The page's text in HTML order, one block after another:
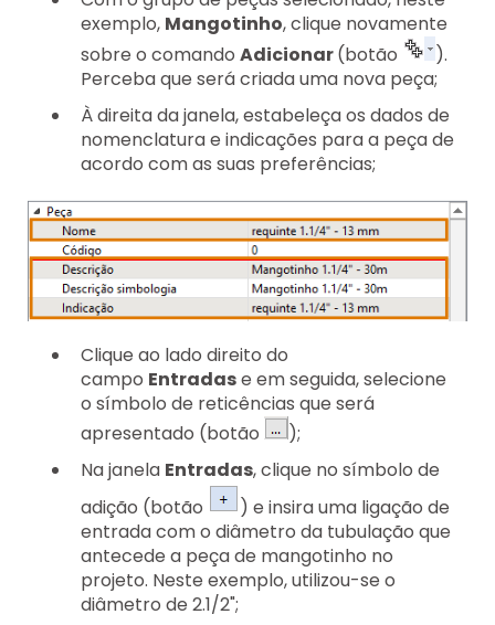
exemplo, Mangotinho, clique novamente
sobre o comando Adicionar(botão
).
Perceba que será criada uma nova peça;
À direita da janela, estabeleça os dados de
nomenclatura e indicações para a peça de
acordo com as suas preferências;
Clique ao lado direito do
campo Entradase em seguida, selecione
o símbolo de reticências que será
apresentado (botão
);
Na janela Entradas, clique no símbolo de
adição (botão
) e insira uma ligação de
entrada com o diâmetro da tubulação que
antecede a peça de mangotinho no
projeto. Neste exemplo, utilizou-se o
diâmetro de 2.1/2";